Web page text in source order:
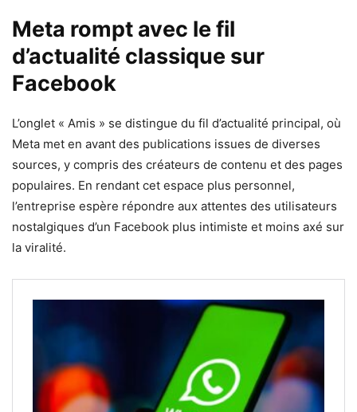
Meta rompt avec le fil
d’actualité classique sur
Facebook
L’onglet « Amis » se distingue du fil d’actualité principal, où
Meta met en avant des publications issues de diverses
sources, y compris des créateurs de contenu et des pages
populaires. En rendant cet espace plus personnel,
l’entreprise espère répondre aux attentes des utilisateurs
nostalgiques d’un Facebook plus intimiste et moins axé sur
la viralité.